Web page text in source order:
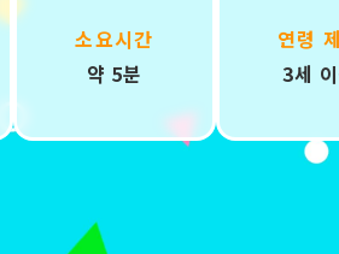
소요시간
약 5분
연령
3세